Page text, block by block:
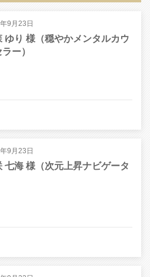
9月23日
ゆり 様（穏やかメンタルカウ
ー）
9月23日
七海 様（次元上昇ナビゲータ